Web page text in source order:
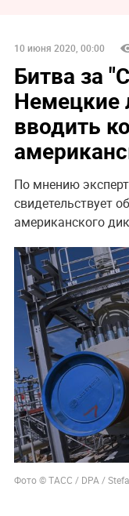
10 июня 2020, 00:00
Битва за
Немецкие
вводить
По мнению
свидетельствует
американского
Фото © ТАСС / DPA /